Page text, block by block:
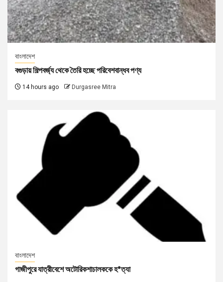
বাংলাদেশ
বগুড়ায় শিল্পবর্জ্য থেকে তৈরি হচ্ছে পরিবেশবান্ধব পণ্য
14 hours ago Durgasree Mitra
বাংলাদেশ
গাজীপুরে যাত্রীবেশে অটোরিকশাচালককে হ*ত্যা